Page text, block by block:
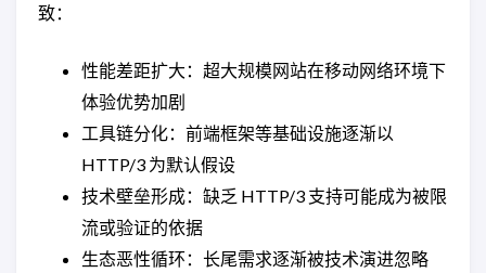
致：
性能差距扩大：超大规模网站在移动网络环境下
体验优势加剧
工具链分化：前端框架等基础设施逐渐以
HTTP/3 为默认假设
技术壁垒形成：缺乏 HTTP/3 支持可能成为被限
流或验证的依据
生态恶性循环：长尾需求逐渐被技术演进忽略